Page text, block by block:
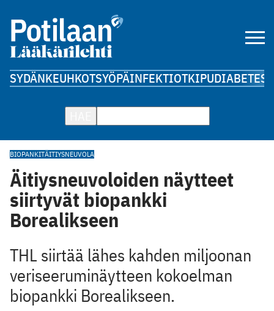
SYDÄNKEUHKOTSYÖPÄINFEKTIOTKIPUDIABETES
BIOPANKITÄITIYSNEUVOLA
Äitiysneuvoloiden näytteet
siirtyvät biopankki
Borealikseen
THL siirtää lähes kahden miljoonan
veriseeruminäytteen kokoelman
biopankki Borealikseen.